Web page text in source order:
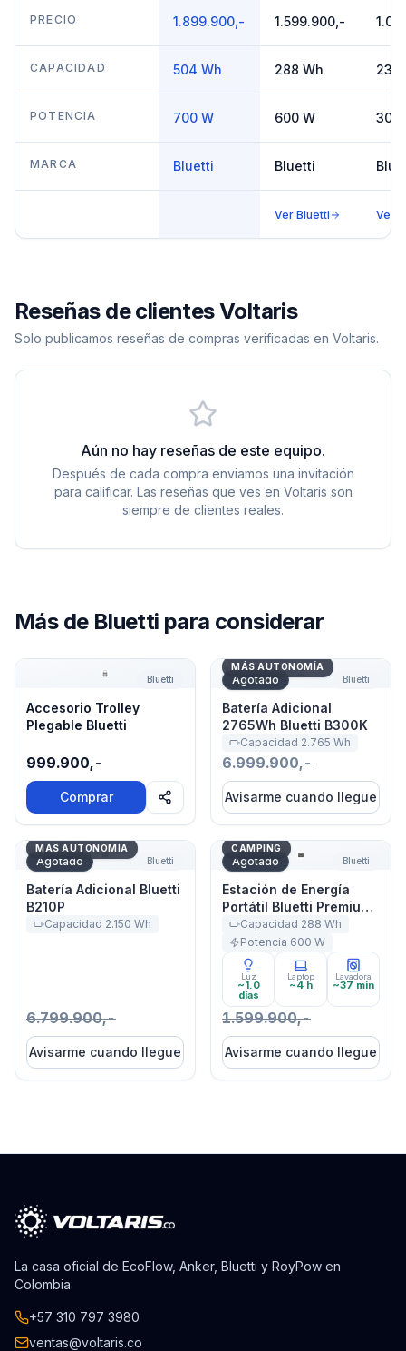
30 V2
320Wh
PRECIO 1.899.900,- 1.599.900,-
CAPACIDAD 504 Wh 288 Wh 230
POTENCIA 700 W 600 W 300
MARCA Bluetti Bluetti
Ver Bluetti Ver
Reseñas de clientes Voltaris
Solo publicamos reseñas de compras verificadas en Voltaris.
Aún no hay reseñas de este equipo.
Después de cada compra enviamos una invitación
para calificar. Las reseñas que ves en Voltaris son
siempre de clientes reales.
Más de Bluetti para considerar
Accesorio Trolley Plegable Bluetti
Bluetti
Accesorio Trolley
Plegable Bluetti
999.900,-
Comprar
Batería Adicional 2765Wh
Agotado Bluetti
MÁS AUTONOMÍA
Batería Adicional
2765Wh Bluetti B300K
Capacidad 2.765 Wh
6.999.900,-
Avisarme cuando llegue
Batería Adicional Bluetti B210P
Agotado Bluetti
MÁS AUTONOMÍA
Batería Adicional Bluetti
B210P
Capacidad 2.150 Wh
6.799.900,-
Avisarme cuando llegue
Estación de Energía
Agotado Bluetti
CAMPING
Estación de Energía
Portátil Bluetti Premium
30 V2 600W 320Wh
Capacidad 288 Wh
Potencia 600 W
Luz
~1.0
días
Laptop
~4 h
Lavadora
~37 min
1.599.900,-
Avisarme cuando llegue
La casa oficial de EcoFlow, Anker, Bluetti y RoyPow en
Colombia.
+57 310 797 3980
ventas@voltaris.co